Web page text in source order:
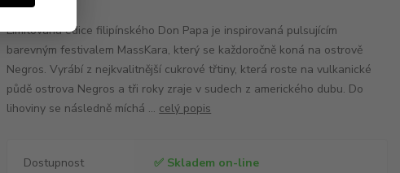
Limitovaná edice filipínského Don Papa je inspirovaná pulsujícím
barevným festivalem MassKara, který se každoročně koná na ostrově
Negros. Vyrábí z nejkvalitnější cukrové třtiny, která roste na vulkanické
půdě ostrova Negros a tři roky zraje v sudech z amerického dubu. Do
lihoviny se následně míchá ... celý popis
Dostupnost ✅ Skladem on-line